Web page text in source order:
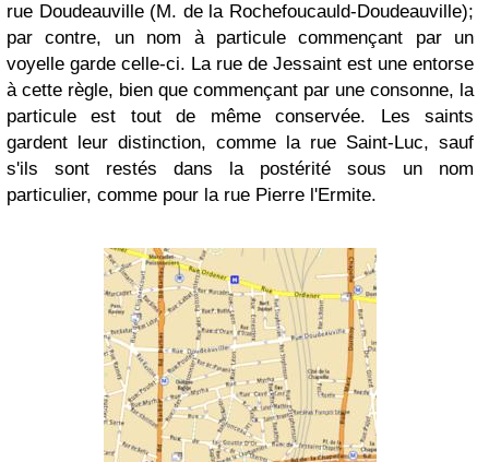
rue Doudeauville (M. de la Rochefoucauld-Doudeauville);
par contre, un nom à particule commençant par un
voyelle garde celle-ci. La rue de Jessaint est une entorse
à cette règle, bien que commençant par une consonne, la
particule est tout de même conservée. Les saints
gardent leur distinction, comme la rue Saint-Luc, sauf
s'ils sont restés dans la postérité sous un nom
particulier, comme pour la rue Pierre l'Ermite.